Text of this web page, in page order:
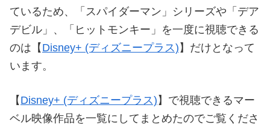
ているため、「スパイダーマン」シリーズや「デア
デビル」、「ヒットモンキー」を一度に視聴できる
のは【 Disney+ (ディズニープラス) 】だけとなって
います。
【 Disney+ (ディズニープラス) 】で視聴できるマー
ベル映像作品を一覧にしてまとめたのでご覧くださ